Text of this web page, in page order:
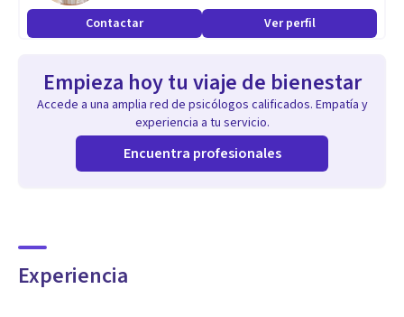
Contactar Ver perfil
Empieza hoy tu viaje de bienestar
Accede a una amplia red de psicólogos calificados. Empatía y
experiencia a tu servicio.
Encuentra profesionales
Experiencia